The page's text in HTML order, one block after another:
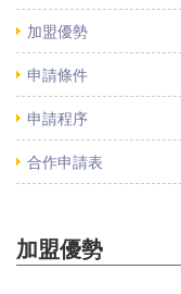
加盟優勢
申請條件
申請程序
合作申請表
加盟優勢